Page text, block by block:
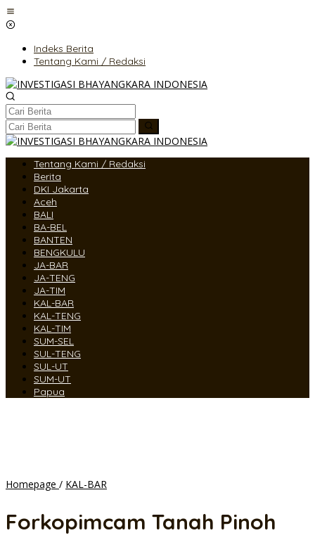
Lewati
ke
Indeks Berita
Tentang Kami / Redaksi
Tentang Kami / Redaksi
Berita
DKI Jakarta
Aceh
BALI
BA-BEL
BANTEN
BENGKULU
JA-BAR
JA-TENG
JA-TIM
KAL-BAR
KAL-TENG
KAL-TIM
SUM-SEL
SUL-TENG
SUL-UT
SUM-UT
Papua
Homepage / KAL-BAR
Gelar
Forkopimcam Tanah Pinoh